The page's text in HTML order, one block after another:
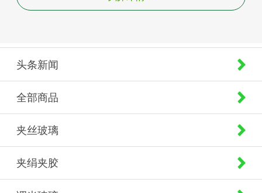
头条新闻
全部商品
夹丝玻璃
夹绢夹胶